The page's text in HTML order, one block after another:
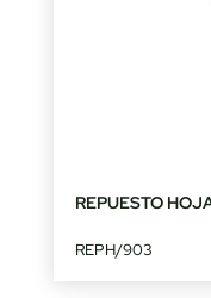
REPUESTO
REPH/903